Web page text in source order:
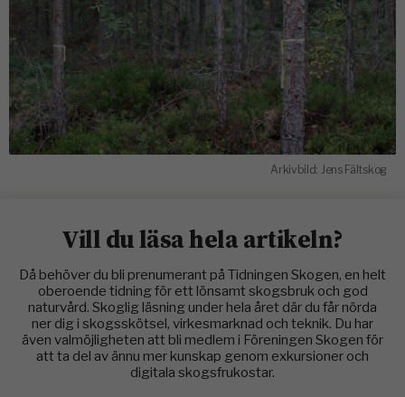
Arkivbild: Jens Fältskog
Vill du läsa hela artikeln?
Då behöver du bli prenumerant på Tidningen Skogen, en helt
oberoende tidning för ett lönsamt skogsbruk och god
naturvård. Skoglig läsning under hela året där du får nörda
ner dig i skogsskötsel, virkesmarknad och teknik. Du har
även valmöjligheten att bli medlem i Föreningen Skogen för
att ta del av ännu mer kunskap genom exkursioner och
digitala skogsfrukostar.